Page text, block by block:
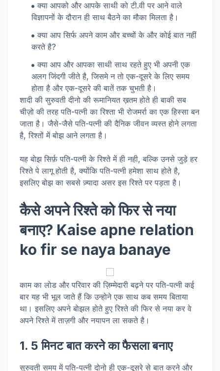
क्या आपको और आपके साथी को टी.वी पर आने वाले
विज्ञापनों के दौरान ही साथ बैठने का मौका मिलता है।
क्या आप सिर्फ अपने काम और बच्चों के और कोई बात नहीं
करते है?
क्या आप और आपका साथी साथ रहते हुए भी अपनी एक
अलग जिंदगी जीते है, जिसमे न तो एक-दूसरे के लिए समय
होता है और एक-दूसरे की बातें तक चुभती है।
शादी की सुरुवती दीनो की रूमानियत ख़तम होते ही बाकी सब
चीज़ो की तरह पति-पत्नी का रिश्ता भी रोजमर्रा का एक हिस्सा बन
जाता है। जैसे-जैसे पति-पत्नी की दैनिक जीवन व्यस्त होने लगता
है, रिश्तों में बोझ आने लगता है।
यह बोझ सिर्फ़ पति-पत्नी के रिश्ते में ही नही, बल्कि उनसे जुड़े हर
रिश्ते पे लागू होती है, क्योंकि पति-पत्नी हमेशा साथ होते है,
इसलिए बोझ का सबसे ज़्यादा असर इस रिश्ते पर पड़ता है।
कैसे अपने रिश्ते को फिर से नया
बनाए? Kaise apne relation
ko fir se naya banaye
काम का लोड और परिवार की ज़िम्मेदारी बढ़ने पर पति-पत्नी कई
बार यह भी भूल जाते हैं कि उन्होने एक साथ कब समय बिताया
था। इसलिए अपने बोझल होते हुए रिश्ते की फिर से नया कर वे
अपने रिश्ते में ताज़गी और नयापन ला सकते है।
1. 5 मिनट बात करने का फैसला बनाए
सुरुवती समय में पति-पत्नी दोनो ही एक-दूसरे से बात करने और